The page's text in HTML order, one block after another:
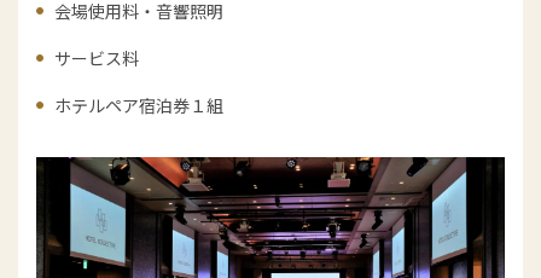
会場使用料・音響照明
サービス料
ホテルペア宿泊券１組